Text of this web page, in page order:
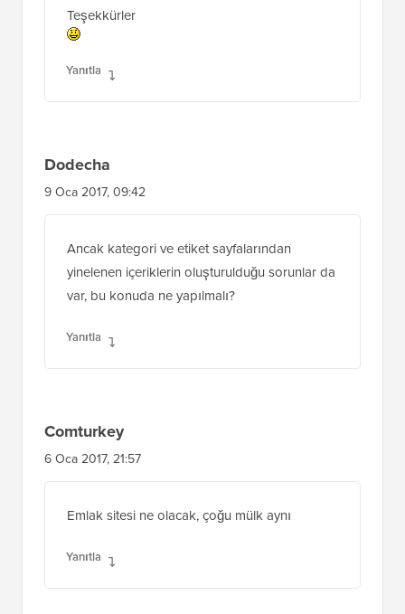
Teşekkürler
Yanıtla
Dodecha
9 Oca 2017, 09:42
Ancak kategori ve etiket sayfalarından
yinelenen içeriklerin oluşturulduğu sorunlar da
var, bu konuda ne yapılmalı?
Yanıtla
Comturkey
6 Oca 2017, 21:57
Emlak sitesi ne olacak, çoğu mülk aynı
Yanıtla